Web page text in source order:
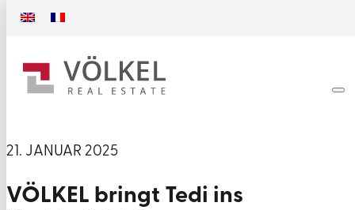
21. JANUAR 2025
VÖLKEL bringt Tedi ins